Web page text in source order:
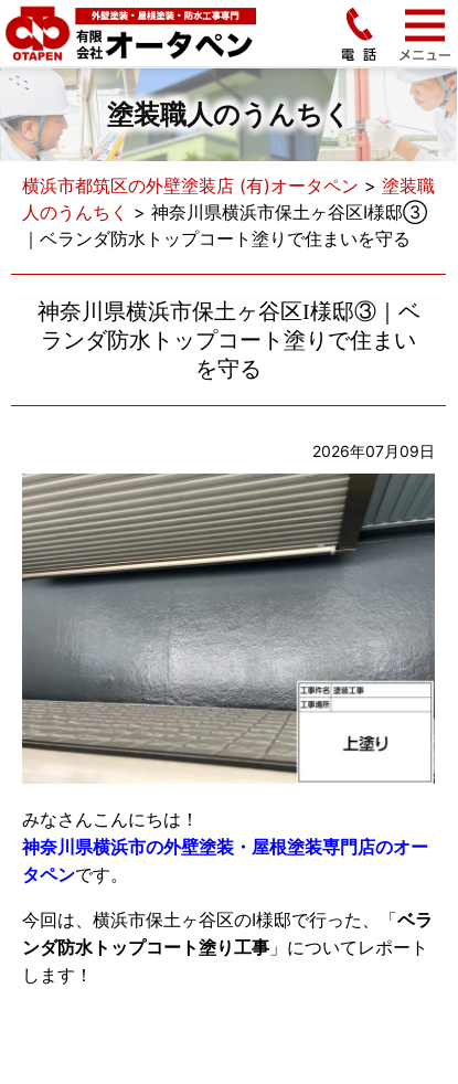
塗装職人のうんちく
横浜市都筑区の外壁塗装店 (有)オータペン > 塗装職
人のうんちく > 神奈川県横浜市保土ヶ谷区I様邸③
｜ベランダ防水トップコート塗りで住まいを守る
神奈川県横浜市保土ヶ谷区I様邸③｜ベ
ランダ防水トップコート塗りで住まい
を守る
2026年07月09日
みなさんこんにちは！
神奈川県横浜市の外壁塗装・屋根塗装専門店のオー
タペンです。
今回は、横浜市保土ヶ谷区のI様邸で行った、「ベラ
ンダ防水トップコート塗り工事 」についてレポート
します！